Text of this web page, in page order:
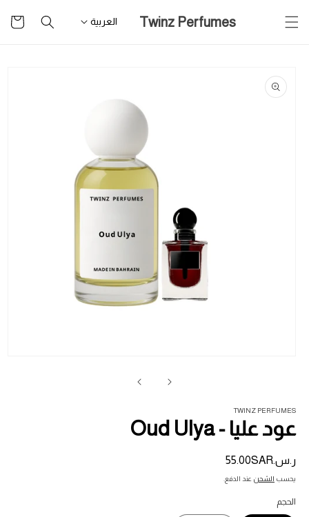
للمحتوى
Twinz Perfumes العربية
التسوق
لمعلومات
المنتج
TWINZ PERFUMES
عود عليا - Oud Ulya
السعر
المبدئي
ر.س.‏55.00SAR
يحسب الشحن عند الدفع.
الحجم